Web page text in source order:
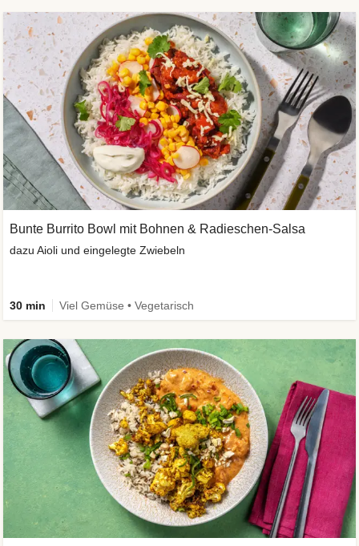
Bunte Burrito Bowl mit Bohnen & Radieschen-Salsa
dazu Aioli und eingelegte Zwiebeln
30 min Viel Gemüse • Vegetarisch